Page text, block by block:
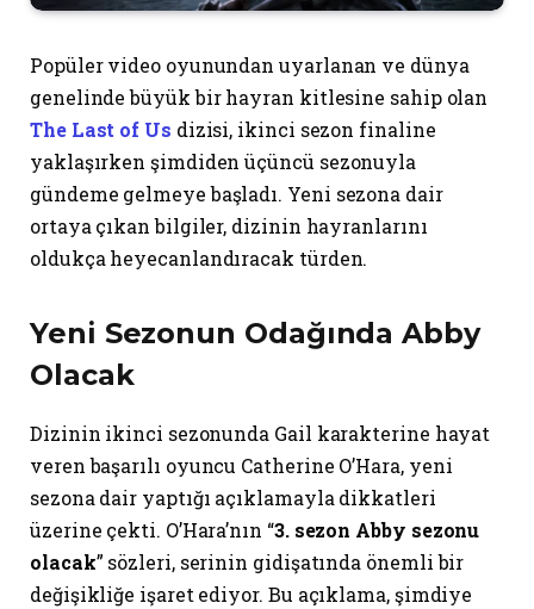
Popüler video oyunundan uyarlanan ve dünya
genelinde büyük bir hayran kitlesine sahip olan
The Last of Us dizisi, ikinci sezon finaline
yaklaşırken şimdiden üçüncü sezonuyla
gündeme gelmeye başladı. Yeni sezona dair
ortaya çıkan bilgiler, dizinin hayranlarını
oldukça heyecanlandıracak türden.
Yeni Sezonun Odağında Abby
Olacak
Dizinin ikinci sezonunda Gail karakterine hayat
veren başarılı oyuncu Catherine O’Hara, yeni
sezona dair yaptığı açıklamayla dikkatleri
üzerine çekti. O’Hara’nın “3. sezon Abby sezonu
olacak” sözleri, serinin gidişatında önemli bir
değişikliğe işaret ediyor. Bu açıklama, şimdiye